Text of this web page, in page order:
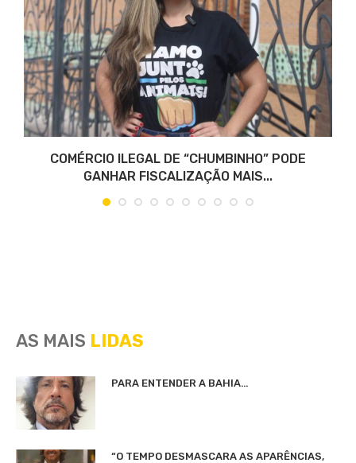
COMÉRCIO ILEGAL DE “CHUMBINHO” PODE
GANHAR FISCALIZAÇÃO MAIS...
AS MAIS LIDAS
PARA ENTENDER A BAHIA…
“O TEMPO DESMASCARA AS APARÊNCIAS,